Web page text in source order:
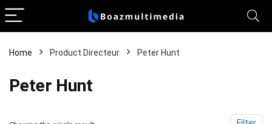
Home Product Directeur Peter Hunt
Peter Hunt